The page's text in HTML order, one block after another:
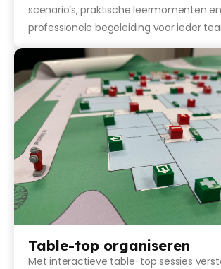
scenario’s, praktische leermomenten en
professionele begeleiding voor ieder
Table-top organiseren
Met interactieve table-top sessies